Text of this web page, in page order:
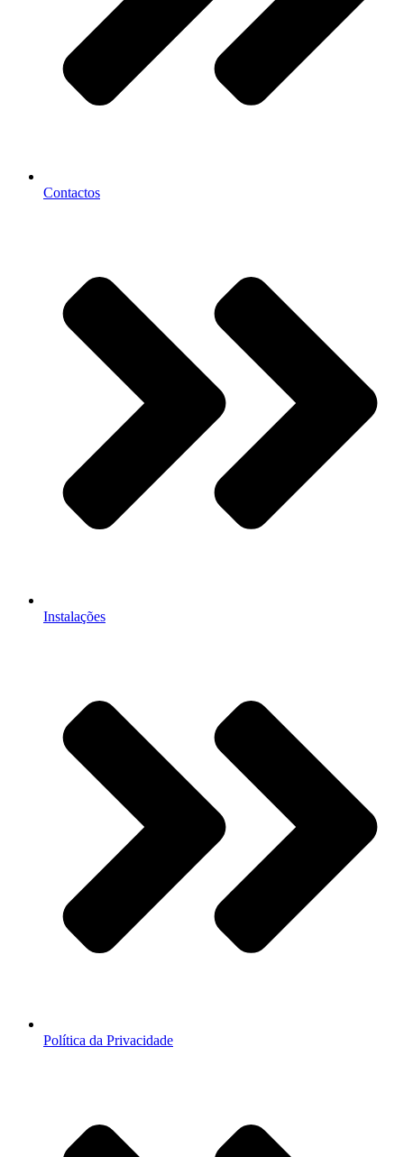
Contactos
Instalações
Política da Privacidade